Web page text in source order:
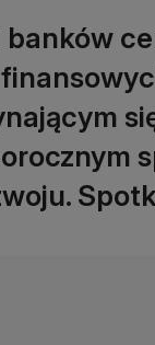
banków